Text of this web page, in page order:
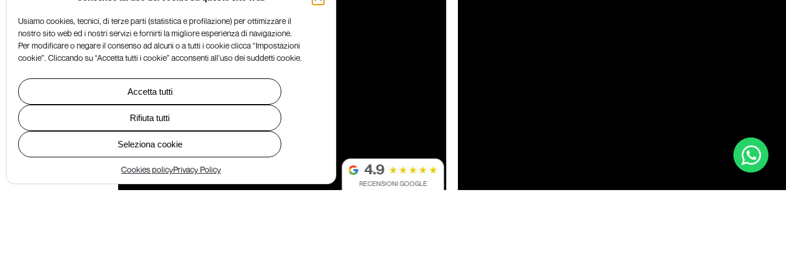
Usiamo cookies, tecnici, di terze parti (statistica e profilazione) per ottimizzare il
nostro sito web ed i nostri servizi e fornirti la migliore esperienza di navigazione.
Per modificare o negare il consenso ad alcuni o a tutti i cookie clicca “Impostazioni
cookie”. Cliccando su “Accetta tutti i cookie” acconsenti all’uso dei suddetti cookie.
Accetta tutti
Rifiuta tutti
Seleziona cookie
Cookies policyPrivacy Policy
Fibra Evolution
Chi siamo
Documentazione
Lavora con noi
RECENSIONI GOOGLE